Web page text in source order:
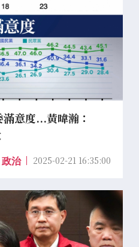
意度...黃暐瀚：
政治 2025-02-21 16:35:00